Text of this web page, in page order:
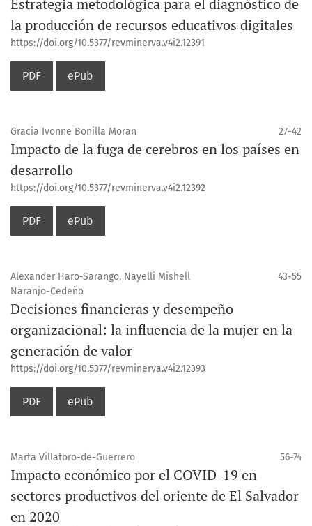
Estrategia metodológica para el diagnóstico de
la producción de recursos educativos digitales
https://doi.org/10.5377/revminerva.v4i2.12391
PDF ePub
Gracia Ivonne Bonilla Moran 27-42
Impacto de la fuga de cerebros en los países en
desarrollo
https://doi.org/10.5377/revminerva.v4i2.12392
PDF ePub
Alexander Haro-Sarango, Nayelli Mishell
Naranjo-Cedeño
43-55
Decisiones financieras y desempeño
organizacional: la influencia de la mujer en la
generación de valor
https://doi.org/10.5377/revminerva.v4i2.12393
PDF ePub
Marta Villatoro-de-Guerrero 56-74
Impacto económico por el COVID-19 en
sectores productivos del oriente de El Salvador
en 2020